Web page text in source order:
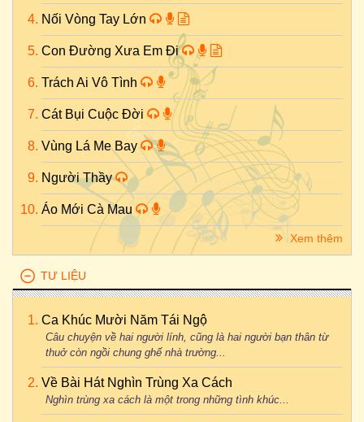
Nối Vòng Tay Lớn
Con Đường Xưa Em Đi
Trách Ai Vô Tình
Cát Bụi Cuộc Đời
Vùng Lá Me Bay
Người Thầy
Áo Mới Cà Mau
Xem thêm
TƯ LIỆU
Ca Khúc Mười Năm Tái Ngộ
Câu chuyện về hai người lính, cũng là hai người bạn thân từ
thuở còn ngồi chung ghế nhà trường...
Về Bài Hát Nghìn Trùng Xa Cách
Nghìn trùng xa cách là một trong những tình khúc...